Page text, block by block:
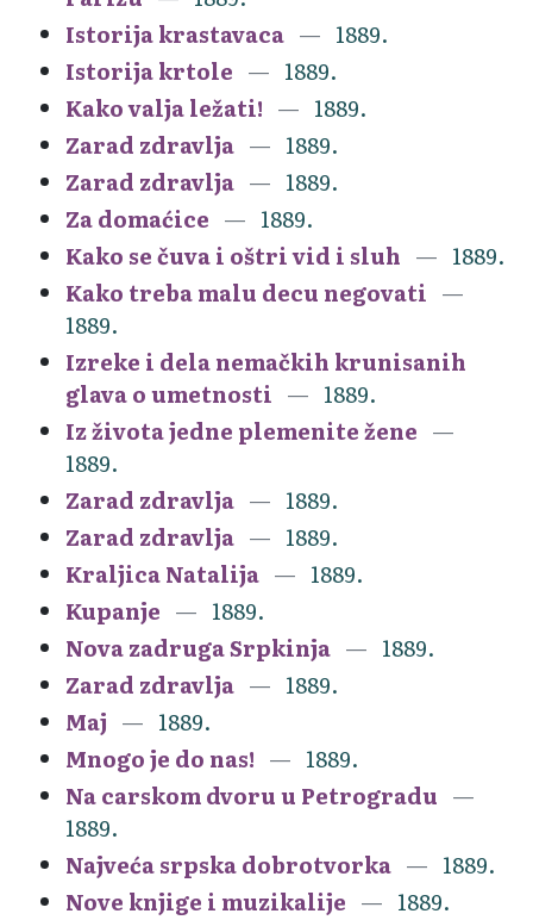
Istorija krastavaca
1889.
Istorija krtole
1889.
Kako valja ležati!
1889.
Zarad zdravlja
1889.
Zarad zdravlja
1889.
Za domaćice
1889.
Kako se čuva i oštri vid i sluh
1889.
Kako treba malu decu negovati
1889.
Izreke i dela nemačkih krunisanih
glava o umetnosti
1889.
Iz života jedne plemenite žene
1889.
Zarad zdravlja
1889.
Zarad zdravlja
1889.
Kraljica Natalija
1889.
Kupanje
1889.
Nova zadruga Srpkinja
1889.
Zarad zdravlja
1889.
Maj
1889.
Mnogo je do nas!
1889.
Na carskom dvoru u Petrogradu
1889.
Najveća srpska dobrotvorka
1889.
Nove knjige i muzikalije
1889.